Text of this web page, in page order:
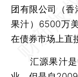
团有限公司（
果汁）6500万
在债券市场上直
汇源果汁是